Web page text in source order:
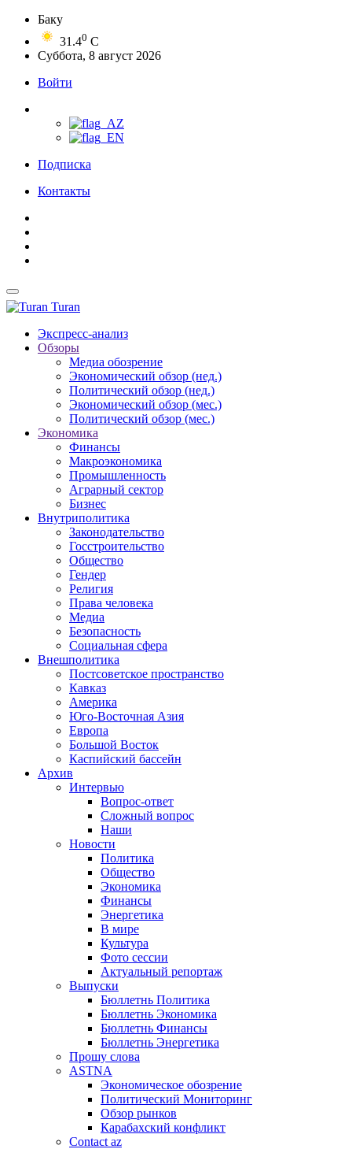
Баку
31.40 C
Суббота, 8 август 2026
Войти
Подписка
Контакты
Turan
Экспресс-анализ
Обзоры
Медиа обозрение
Экономический обзор (нед.)
Политический обзор (нед.)
Экономический обзор (мес.)
Политический обзор (мес.)
Экономика
Финансы
Макроэкономика
Промышленность
Аграрный сектор
Бизнес
Внутриполитика
Законодательство
Госстроительство
Общество
Гендер
Религия
Права человека
Медиа
Безопасность
Социальная сфера
Внешполитика
Постсоветское пространство
Кавказ
Америка
Юго-Восточная Азия
Европа
Большой Восток
Каспийский бассейн
Архив
Интервью
Вопрос-ответ
Сложный вопрос
Наши
Новости
Политика
Общество
Экономика
Финансы
Энергетика
В мире
Культура
Фото сессии
Актуальный репортаж
Выпуски
Бюллетнь Политика
Бюллетнь Экономика
Бюллетнь Финансы
Бюллетнь Энергетика
Прошу слова
ASTNA
Экономическое обозрение
Политический Мониторинг
Обзор рынков
Карабахский конфликт
Contact az